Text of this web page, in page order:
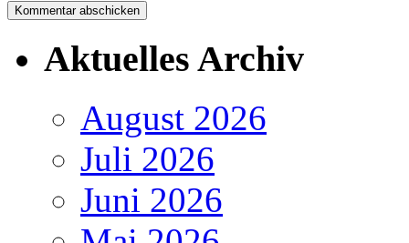
Aktuelles Archiv
August 2026
Juli 2026
Juni 2026